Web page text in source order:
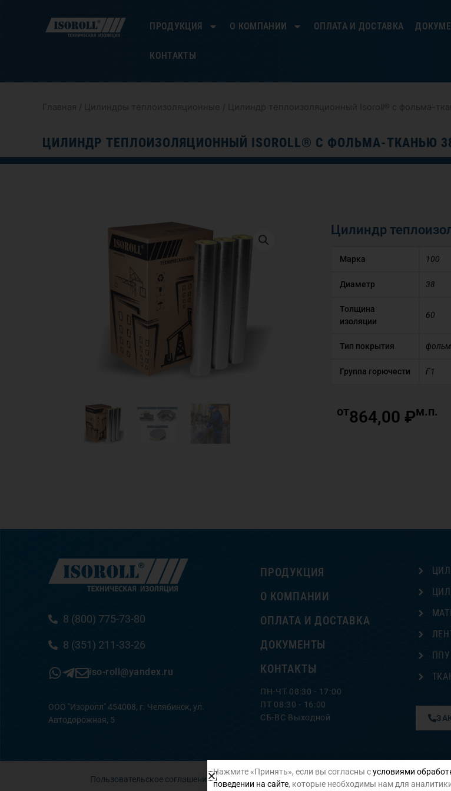
ПРОДУКЦИЯ О КОМПАНИИ ОПЛАТА И ДОСТАВКА
КОНТАКТЫ
Главная / Цилиндры теплоизоляционные / Цилиндр теплоизоляционный Isoroll® с фольма-
ЦИЛИНДР ТЕПЛОИЗОЛЯЦИОННЫЙ ISOROLL® С ФОЛЬМА-ТКАНЬЮ
Цилиндр
Марка 100
Диаметр 38
Толщина
изоляции
60
Тип покрытия
Группа горючести Г1
от864,00 ₽м.п.
8 (800) 775-73-80
8 (351) 211-33-26
iso-roll@yandex.ru
ООО "Изоролл" 454008, г. Челябинск, ул.
Автодорожная, 5
ПРОДУКЦИЯ
О КОМПАНИИ
ОПЛАТА И ДОСТАВКА
ДОКУМЕНТЫ
КОНТАКТЫ
ПН-ЧТ 08:30 - 17:00
ПТ 08:30 - 16:00
СБ-ВС Выходной
Пользовательское соглашение Политика конфиденциальности
Нажмите «Принять», если вы согласны сусловиями
поведении на сайте, которые необходимы нам для